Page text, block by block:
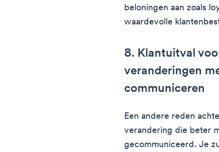
beloningen aan zoals
waardevolle
8. Klantuitval
veranderingen
communiceren
Een andere reden
verandering die beter
gecommuniceerd. Je